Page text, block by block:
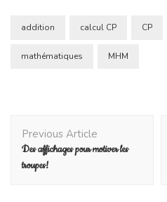
addition calcul CP CP
mathématiques MHM
Navigation
Previous Article
Des affichages pour motiver les
troupes!